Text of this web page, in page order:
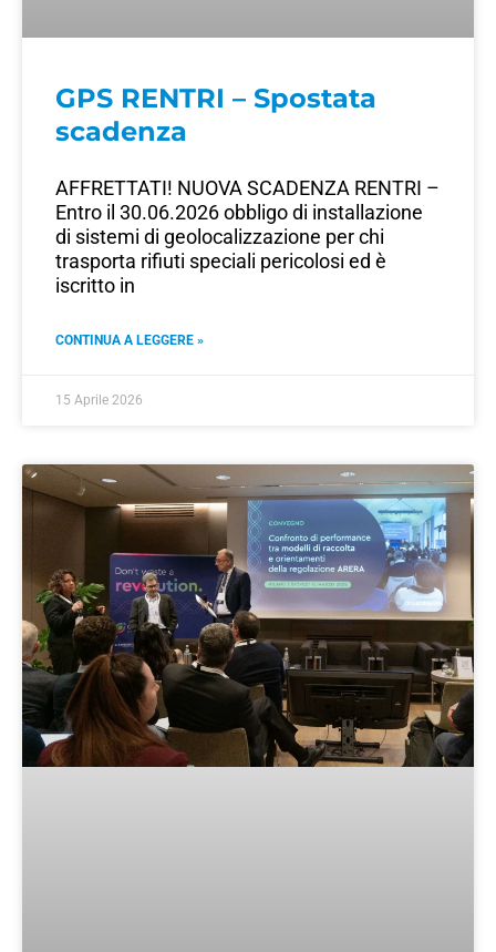
GPS RENTRI – Spostata
scadenza
AFFRETTATI! NUOVA SCADENZA RENTRI –
Entro il 30.06.2026 obbligo di installazione
di sistemi di geolocalizzazione per chi
trasporta rifiuti speciali pericolosi ed è
iscritto in
CONTINUA A LEGGERE »
15 Aprile 2026